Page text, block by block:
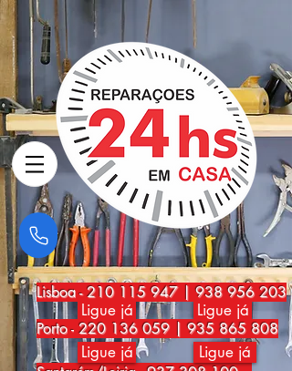
Ligue já Ligue já
Lisboa-210 115 947|938 956 203
Porto- 220 136 059 |935 865 808
Ligue já Ligue já